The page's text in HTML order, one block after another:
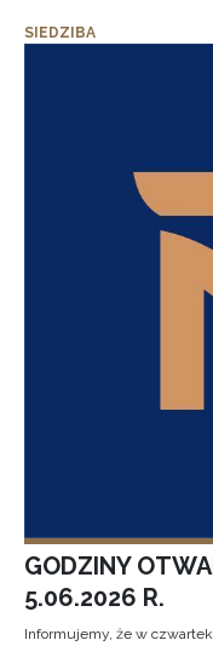
SIEDZIBA
GODZINY
5.06.2026 R.
Informujemy, że w